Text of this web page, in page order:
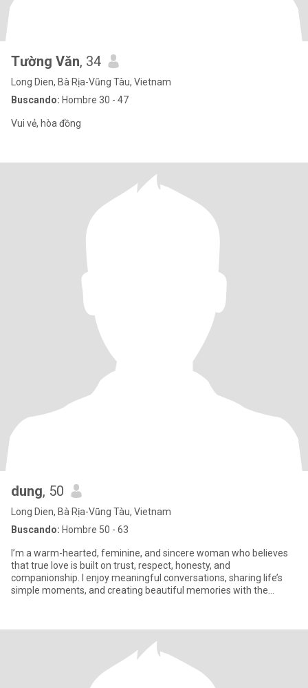
Tường Văn, 34
Long Dien, Bà Rịa-Vũng Tàu, Vietnam
Buscando: Hombre 30 - 47
Vui vẻ, hòa đồng
dung, 50
Long Dien, Bà Rịa-Vũng Tàu, Vietnam
Buscando: Hombre 50 - 63
I’m a warm-hearted, feminine, and sincere woman who believes
that true love is built on trust, respect, honesty, and
companionship. I enjoy meaningful conversations, sharing life’s
simple moments, and creating beautiful memories with the